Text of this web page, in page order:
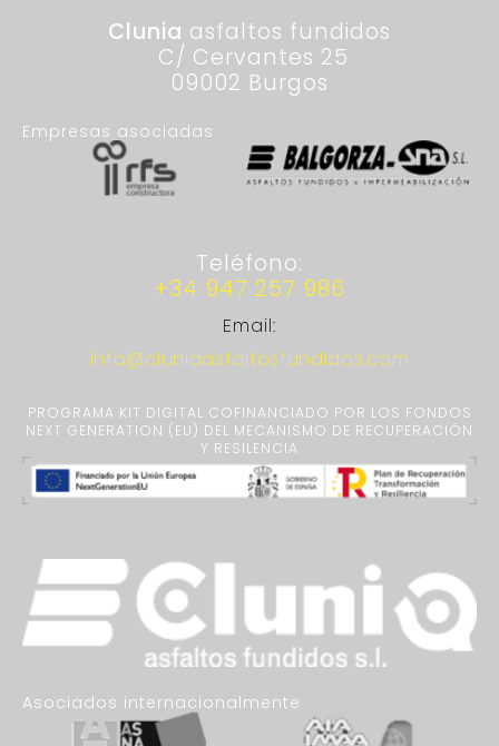
Clunia asfaltos fundidos
C/ Cervantes 25
09002 Burgos
Empresas asociadas
Teléfono:
+34 947 257 986
Email:
info@cluniaasfaltosfundidos.com
PROGRAMA KIT DIGITAL COFINANCIADO POR LOS FONDOS
NEXT GENERATION (EU) DEL MECANISMO DE RECUPERACIÓN
Y RESILENCIA
Asociados internacionalmente